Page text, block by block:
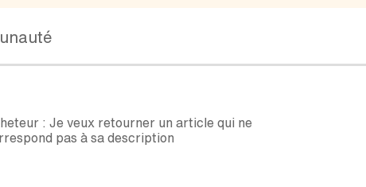
: Je veux retourner un article qui ne
pas à sa description